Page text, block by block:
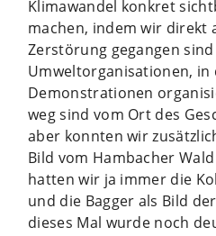
Klimawandel konkret
machen, indem wir direkt
Zerstörung gegangen
Umweltorganisationen,
Demonstrationen
weg sind vom Ort des
aber konnten wir
Bild vom Hambacher
hatten wir ja immer die
und die Bagger als Bild
dieses Mal wurde noch